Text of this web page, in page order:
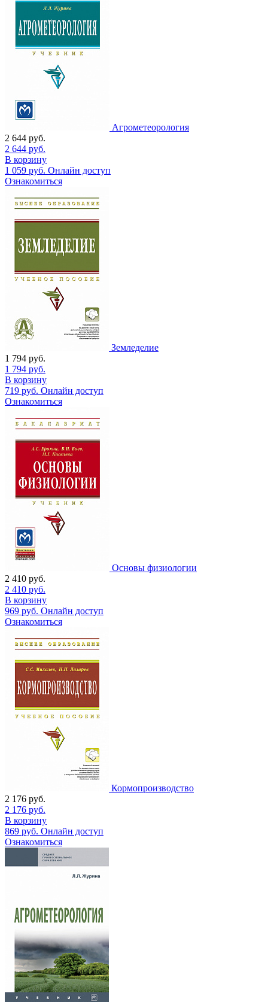
Агрометеорология
2 644 руб.
2 644 руб.
В корзину
1 059 руб. Онлайн доступ
Ознакомиться
Земледелие
1 794 руб.
1 794 руб.
В корзину
719 руб. Онлайн доступ
Ознакомиться
Основы физиологии
2 410 руб.
2 410 руб.
В корзину
969 руб. Онлайн доступ
Ознакомиться
Кормопроизводство
2 176 руб.
2 176 руб.
В корзину
869 руб. Онлайн доступ
Ознакомиться